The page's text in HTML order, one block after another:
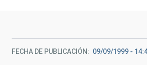
FECHA DE PUBLICACIÓN 09/09/1999 -